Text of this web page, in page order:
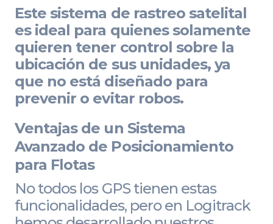
Este sistema de rastreo satelital
es ideal para quienes solamente
quieren tener control sobre la
ubicación de sus unidades, ya
que no está diseñado para
prevenir o evitar robos.
Ventajas de un Sistema
Avanzado de Posicionamiento
para Flotas
No todos los GPS tienen estas
funcionalidades, pero en Logitrack